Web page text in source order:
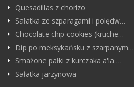
Quesadillas z chorizo
Sałatka ze szparagami i polędw…
Chocolate chip cookies (kruche…
Dip po meksykańsku z szarpanym…
Smażone pałki z kurczaka a'la …
Sałatka jarzynowa